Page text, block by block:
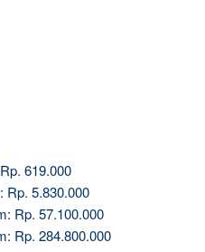
619.000
Rp. 5.830.000
Rp. 57.100.000
Rp. 284.800.000